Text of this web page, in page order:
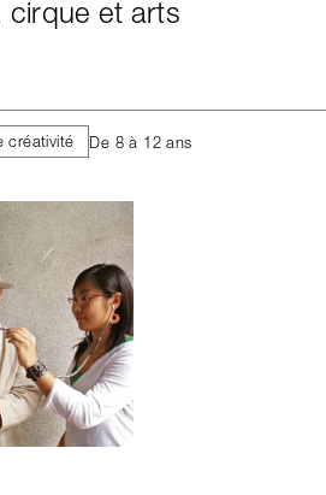
cirque et arts
créativité De 8 à 12 ans